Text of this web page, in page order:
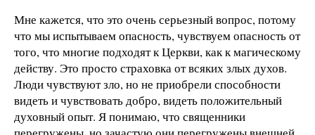
Мне кажется, что это очень серьезный вопрос, потому
что мы испытываем опасность, чувствуем опасность от
того, что многие подходят к Церкви, как к магическому
действу. Это просто страховка от всяких злых духов.
Люди чувствуют зло, но не приобрели способности
видеть и чувствовать добро, видеть положительный
духовный опыт. Я понимаю, что священники